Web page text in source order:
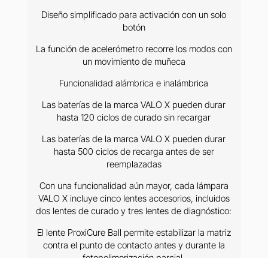
Diseño simplificado para activación con un solo
botón
La función de acelerómetro recorre los modos con
un movimiento de muñeca
Funcionalidad alámbrica e inalámbrica
Las baterías de la marca VALO X pueden durar
hasta 120 ciclos de curado sin recargar
Las baterías de la marca VALO X pueden durar
hasta 500 ciclos de recarga antes de ser
reemplazadas
Con una funcionalidad aún mayor, cada lámpara
VALO X incluye cinco lentes accesorios, incluidos
dos lentes de curado y tres lentes de diagnóstico:
El lente ProxiCure Ball permite estabilizar la matriz
contra el punto de contacto antes y durante la